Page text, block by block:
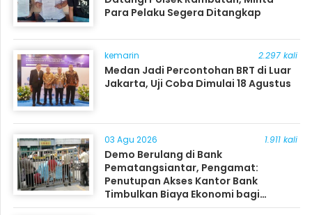
Para Pelaku Segera Ditangkap
kemarin 2.297 kali
Medan Jadi Percontohan BRT di Luar
Jakarta, Uji Coba Dimulai 18 Agustus
03 Agu 2026 1.911 kali
Demo Berulang di Bank
Pematangsiantar, Pengamat:
Penutupan Akses Kantor Bank
Timbulkan Biaya Ekonomi bagi
Masyarakat